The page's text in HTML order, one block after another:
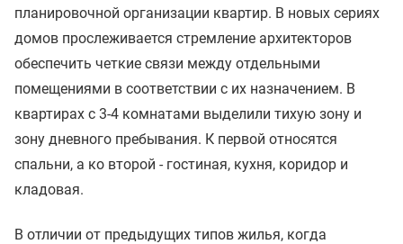
планировочной организации квартир. В новых сериях
домов прослеживается стремление архитекторов
обеспечить четкие связи между отдельными
помещениями в соответствии с их назначением. В
квартирах с 3-4 комнатами выделили тихую зону и
зону дневного пребывания. К первой относятся
спальни, а ко второй - гостиная, кухня, коридор и
кладовая.
В отличии от предыдущих типов жилья, когда